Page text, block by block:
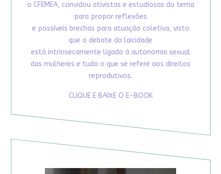
o CFEMEA, convidou ativistas e estudiosas do tema
para propor reflexões
e possíveis brechas para atuação coletiva, visto
que o debate da laicidade
está intrinsecamente ligado à autonomia sexual
das mulheres e tudo o que se refere aos direitos
reprodutivos.
CLIQUE E BAIXE O E-BOOK